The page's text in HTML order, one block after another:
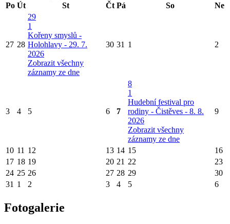
Po Út St Čt Pá So Ne
27 28
29
1
Kořeny smyslů -
Holohlavy - 29. 7.
2026
Zobrazit všechny
záznamy ze dne
30 31 1 2
3 4 5 6 7
8
1
Hudební festival pro
rodiny - Čistěves - 8. 8.
2026
Zobrazit všechny
záznamy ze dne
9
10 11 12 13 14 15
16
17 18 19 20 21 22
23
24 25 26 27 28 29
30
31 1 2 3 4 5 6
Fotogalerie